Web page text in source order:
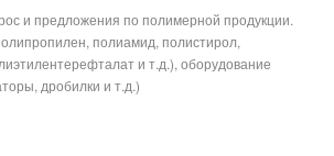
и предложения по полимерной продукции.
полиамид, полистирол,
и т.д.), оборудование
дробилки и т.д.)